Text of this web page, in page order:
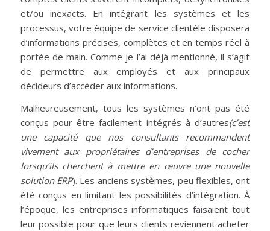
et/ou inexacts. En intégrant les systèmes et les
processus, votre équipe de service clientèle disposera
d’informations précises, complètes et en temps réel à
portée de main. Comme je l’ai déjà mentionné, il s’agit
de permettre aux employés et aux principaux
décideurs d’accéder aux informations.
Malheureusement, tous les systèmes n’ont pas été
conçus pour être facilement intégrés à d’autres(c’est
une capacité que nos consultants recommandent
vivement aux propriétaires d’entreprises de cocher
lorsqu’ils cherchent à mettre en œuvre une nouvelle
solution ERP). Les anciens systèmes, peu flexibles, ont
été conçus en limitant les possibilités d’intégration. À
l’époque, les entreprises informatiques faisaient tout
leur possible pour que leurs clients reviennent acheter